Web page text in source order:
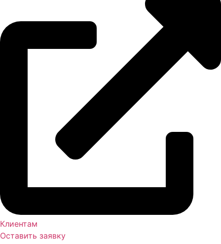
Клиентам
Оставить заявку